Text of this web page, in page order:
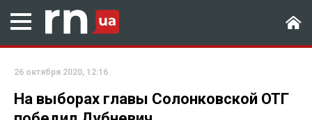
26 октября 2020, 12:16
На выборах главы Солонковской ОТГ